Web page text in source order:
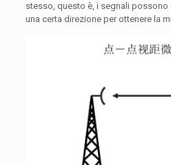
stesso, questo è, i segnali possono
una certa direzione per ottenere la